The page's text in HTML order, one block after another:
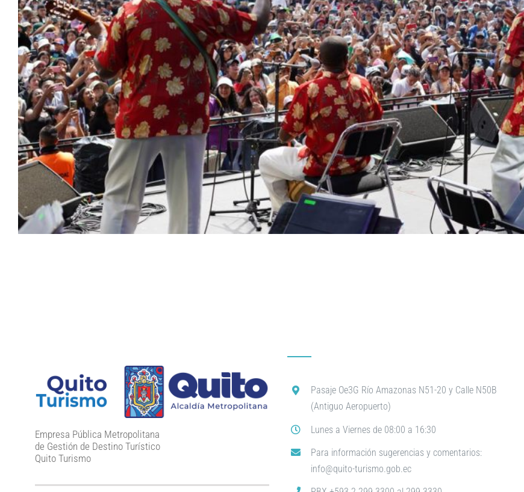
Empresa Pública Metropolitana
de Gestión de Destino Turístico
Quito Turismo
Pasaje Oe3G Río Amazonas N51-20 y Calle N50B
(Antiguo Aeropuerto)
Lunes a Viernes de 08:00 a 16:30
Para información sugerencias y comentarios:
info@quito-turismo.gob.ec